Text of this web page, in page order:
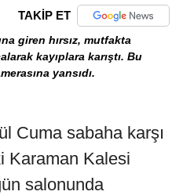
TAKİP ET
giren hırsız, mutfakta
kayıplara karıştı. Bu
yansıdı.
Cuma sabaha karşı
Karaman Kalesi
salonunda